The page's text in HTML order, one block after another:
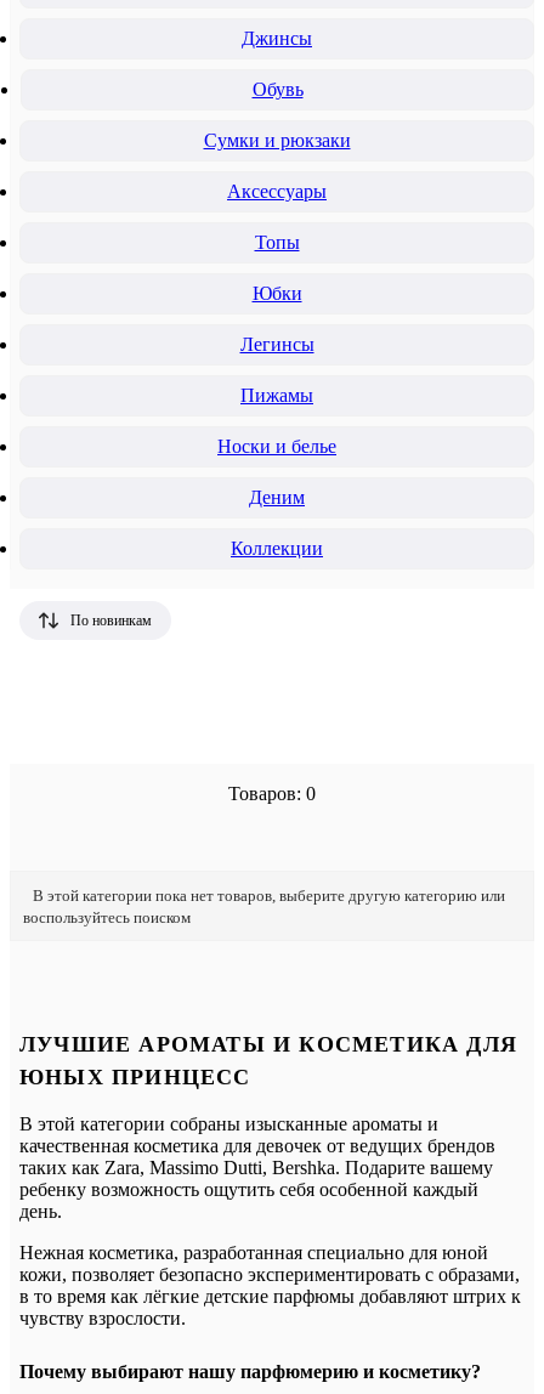
Джинсы
Обувь
Сумки и рюкзаки
Аксессуары
Топы
Юбки
Легинсы
Пижамы
Носки и белье
Деним
Коллекции
Товаров: 0
По новинкам
В этой категории пока нет товаров, выберите другую категорию или
воспользуйтесь поиском
ЛУЧШИЕ АРОМАТЫ И КОСМЕТИКА ДЛЯ
ЮНЫХ ПРИНЦЕСС
В этой категории собраны изысканные ароматы и
качественная косметика для девочек от ведущих брендов
таких как Zara, Massimo Dutti, Bershka. Подарите вашему
ребенку возможность ощутить себя особенной каждый
день.
Нежная косметика, разработанная специально для юной
кожи, позволяет безопасно экспериментировать с образами,
в то время как лёгкие детские парфюмы добавляют штрих к
чувству взрослости.
Почему выбирают нашу парфюмерию и косметику?